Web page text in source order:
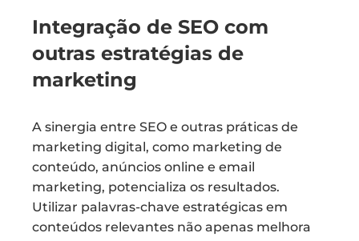
Integração de SEO com
outras estratégias de
marketing
A sinergia entre SEO e outras práticas de
marketing digital, como marketing de
conteúdo, anúncios online e email
marketing, potencializa os resultados.
Utilizar palavras-chave estratégicas em
conteúdos relevantes não apenas melhora